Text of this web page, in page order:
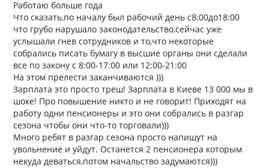
Работаю больше года
Что сказать,по началу был рабочий день с8:00до18:00
что грубо нарушало законодательство,сейчас уже
услышали гнев сотрудников и то,что некоторые
собрались писать бумагу в высшие органы они сделали
все по закону с 8:00-17:00 или 12:00-21:00
На этом прелести заканчиваются )))
Зарплата это просто треш! Зарплата в Киеве 13 000 мы в
шоке! Про повышение никто и не говорит! Приходят на
работу одни пенсионеры и это они собрались в разгар
сезона чтобы они что-то торговали)))
Много ребят в разгар сезона просто напишут на
увольнение и уйдут. Останется 2 пенсионера которым
некуда деваться,потом начальство задумаются)))